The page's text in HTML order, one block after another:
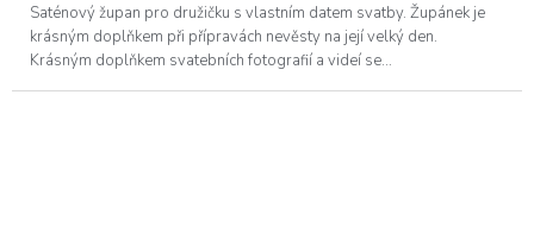
Saténový župan pro družičku s vlastním datem svatby. Župánek je
krásným doplňkem při přípravách nevěsty na její velký den.
Krásným doplňkem svatebních fotografií a videí se...